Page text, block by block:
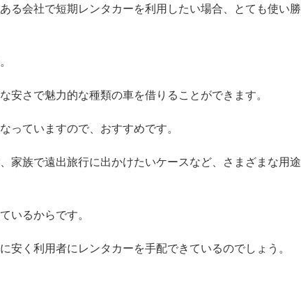
る会社で短期レンタカーを利用したい場合、とても使い勝
安さで魅力的な種類の車を借りることができます。
っていますので、おすすめです。
家族で遠出旅行に出かけたいケースなど、さまざまな用途
いるからです。
安く利用者にレンタカーを手配できているのでしょう。